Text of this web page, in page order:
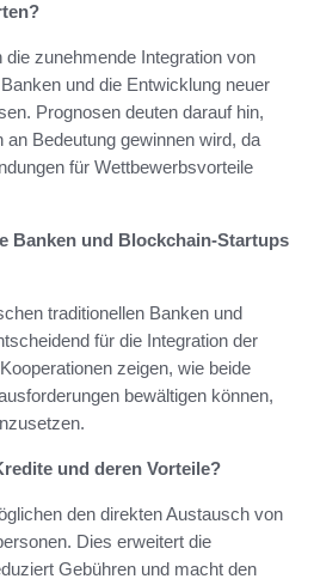
zunehmende Integration von
und die Entwicklung neuer
Prognosen deuten darauf hin,
Bedeutung gewinnen wird, da
für Wettbewerbsvorteile
Banken und Blockchain-Startups
traditionellen Banken und
für die Integration der
zeigen, wie beide
bewältigen können,
und deren Vorteile?
den direkten Austausch von
Dies erweitert die
Gebühren und macht den